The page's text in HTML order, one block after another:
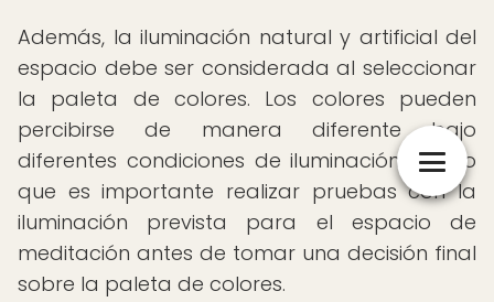
Además, la iluminación natural y artificial del
espacio debe ser considerada al seleccionar
la paleta de colores. Los colores pueden
percibirse de manera diferente bajo
diferentes condiciones de iluminación, por lo
que es importante realizar pruebas con la
iluminación prevista para el espacio de
meditación antes de tomar una decisión final
sobre la paleta de colores.